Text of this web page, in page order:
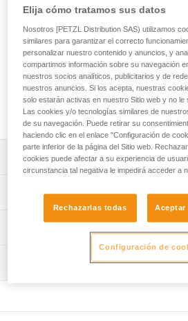
25 litros, la bolsa para cuerda SPLIT
hasta 120 m de cuerda. Su lona
un espacio limpio para la cuerda. Su
enrollado optimiza la compacidad y
Gracias a sus tirantes ajustables, se
espalda, en el vientre o por encima
bolsa SPLIT asegura a la cuerda
contra el polvo y la abrasión.
Descripción
- Mochila y lona de protección
- Volumen de 25 litros que permite
Características técnicas
Capacidad: 25 litros
Materiales: poliéster y poliamida
Elija cómo tratamos sus datos
Nosotros [PETZL Distribution SAS) utilizamos
similares para garantizar el correcto
personalizar nuestro contenido y anuncios, y
compartimos información sobre su navegación
nuestros socios analíticos, publicitarios y de
nuestros anuncios. Si los acepta, nuestras
solo estarán activas en nuestro Sitio web y no le
Las cookies y/o tecnologías similares de
de su navegación. Puede retirar su
haciendo clic en el enlace "Configuración de
parte inferior de la página del Sitio web.
cookies puede afectar a su experiencia de
circunstancia tal negativa le impedirá acceder a
Rechazarlas todas Aceptar
Configuración de